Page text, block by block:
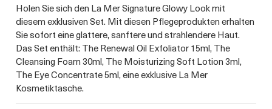
Holen Sie sich den La Mer Signature Glowy Look mit
diesem exklusiven Set. Mit diesen Pflegeprodukten erhalten
Sie sofort eine glattere, sanftere und strahlendere Haut.
Das Set enthält: The Renewal Oil Exfoliator 15ml, The
Cleansing Foam 30ml, The Moisturizing Soft Lotion 3ml,
The Eye Concentrate 5ml, eine exklusive La Mer
Kosmetiktasche.